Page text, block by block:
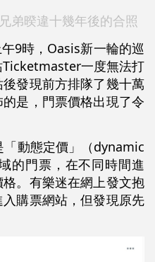
弟暌違十幾年後的合照
9時，Oasis新一輪的巡
一度無法打
發現前方排隊了幾十萬
是，門票價格出現了令
動態定價」（dynamic
的門票，在不同時間進
。有樂迷在網上發文抱
購票網站，但發現原先